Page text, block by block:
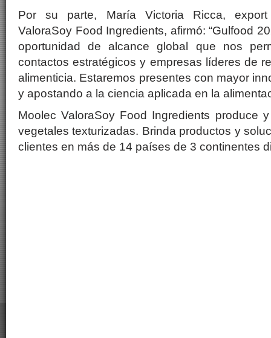
Por su parte, María Victoria Ricca,
ValoraSoy Food Ingredients, afirmó: “Gulfood
oportunidad de alcance global que nos
contactos estratégicos y empresas líderes de
alimenticia. Estaremos presentes con mayor
y apostando a la ciencia aplicada en la
Moolec ValoraSoy Food Ingredients produce
vegetales texturizadas. Brinda productos y
clientes en más de 14 países de 3 continentes